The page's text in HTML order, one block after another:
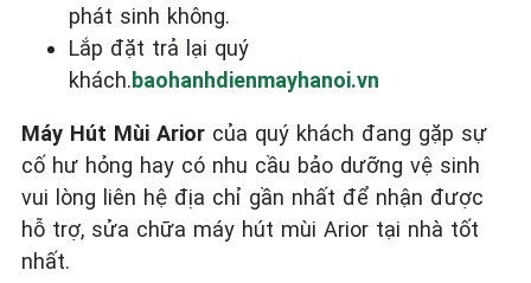
phát sinh không.
Lắp đặt trả lại quý
khách.baohanhdienmayhanoi.vn
Máy Hút Mùi Arior của quý khách đang gặp sự
cố hư hỏng hay có nhu cầu bảo dưỡng vệ sinh
vui lòng liên hệ địa chỉ gần nhất để nhận được
hỗ trợ, sửa chữa máy hút mùi Arior tại nhà tốt
nhất.